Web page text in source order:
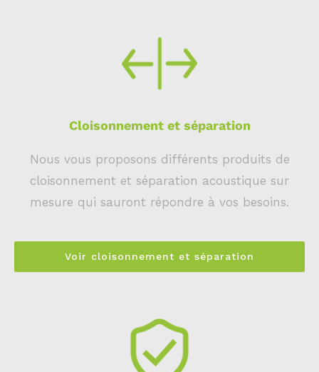
Cloisonnement et séparation
Nous vous proposons différents produits de
cloisonnement et séparation acoustique sur
mesure qui sauront répondre à vos besoins.
Voir cloisonnement et séparation